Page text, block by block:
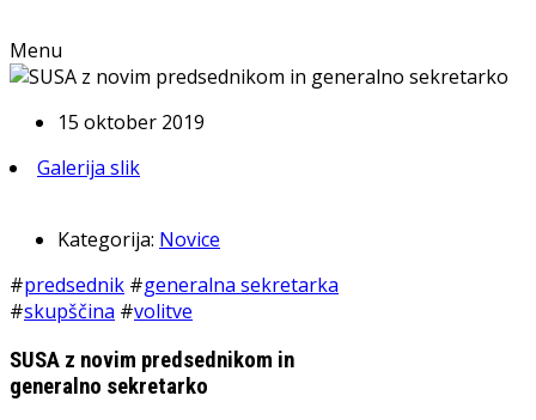
Menu
15 oktober 2019
Galerija slik
Kategorija: Novice
#predsednik #generalna sekretarka
#skupščina #volitve
SUSA z novim predsednikom in
generalno sekretarko